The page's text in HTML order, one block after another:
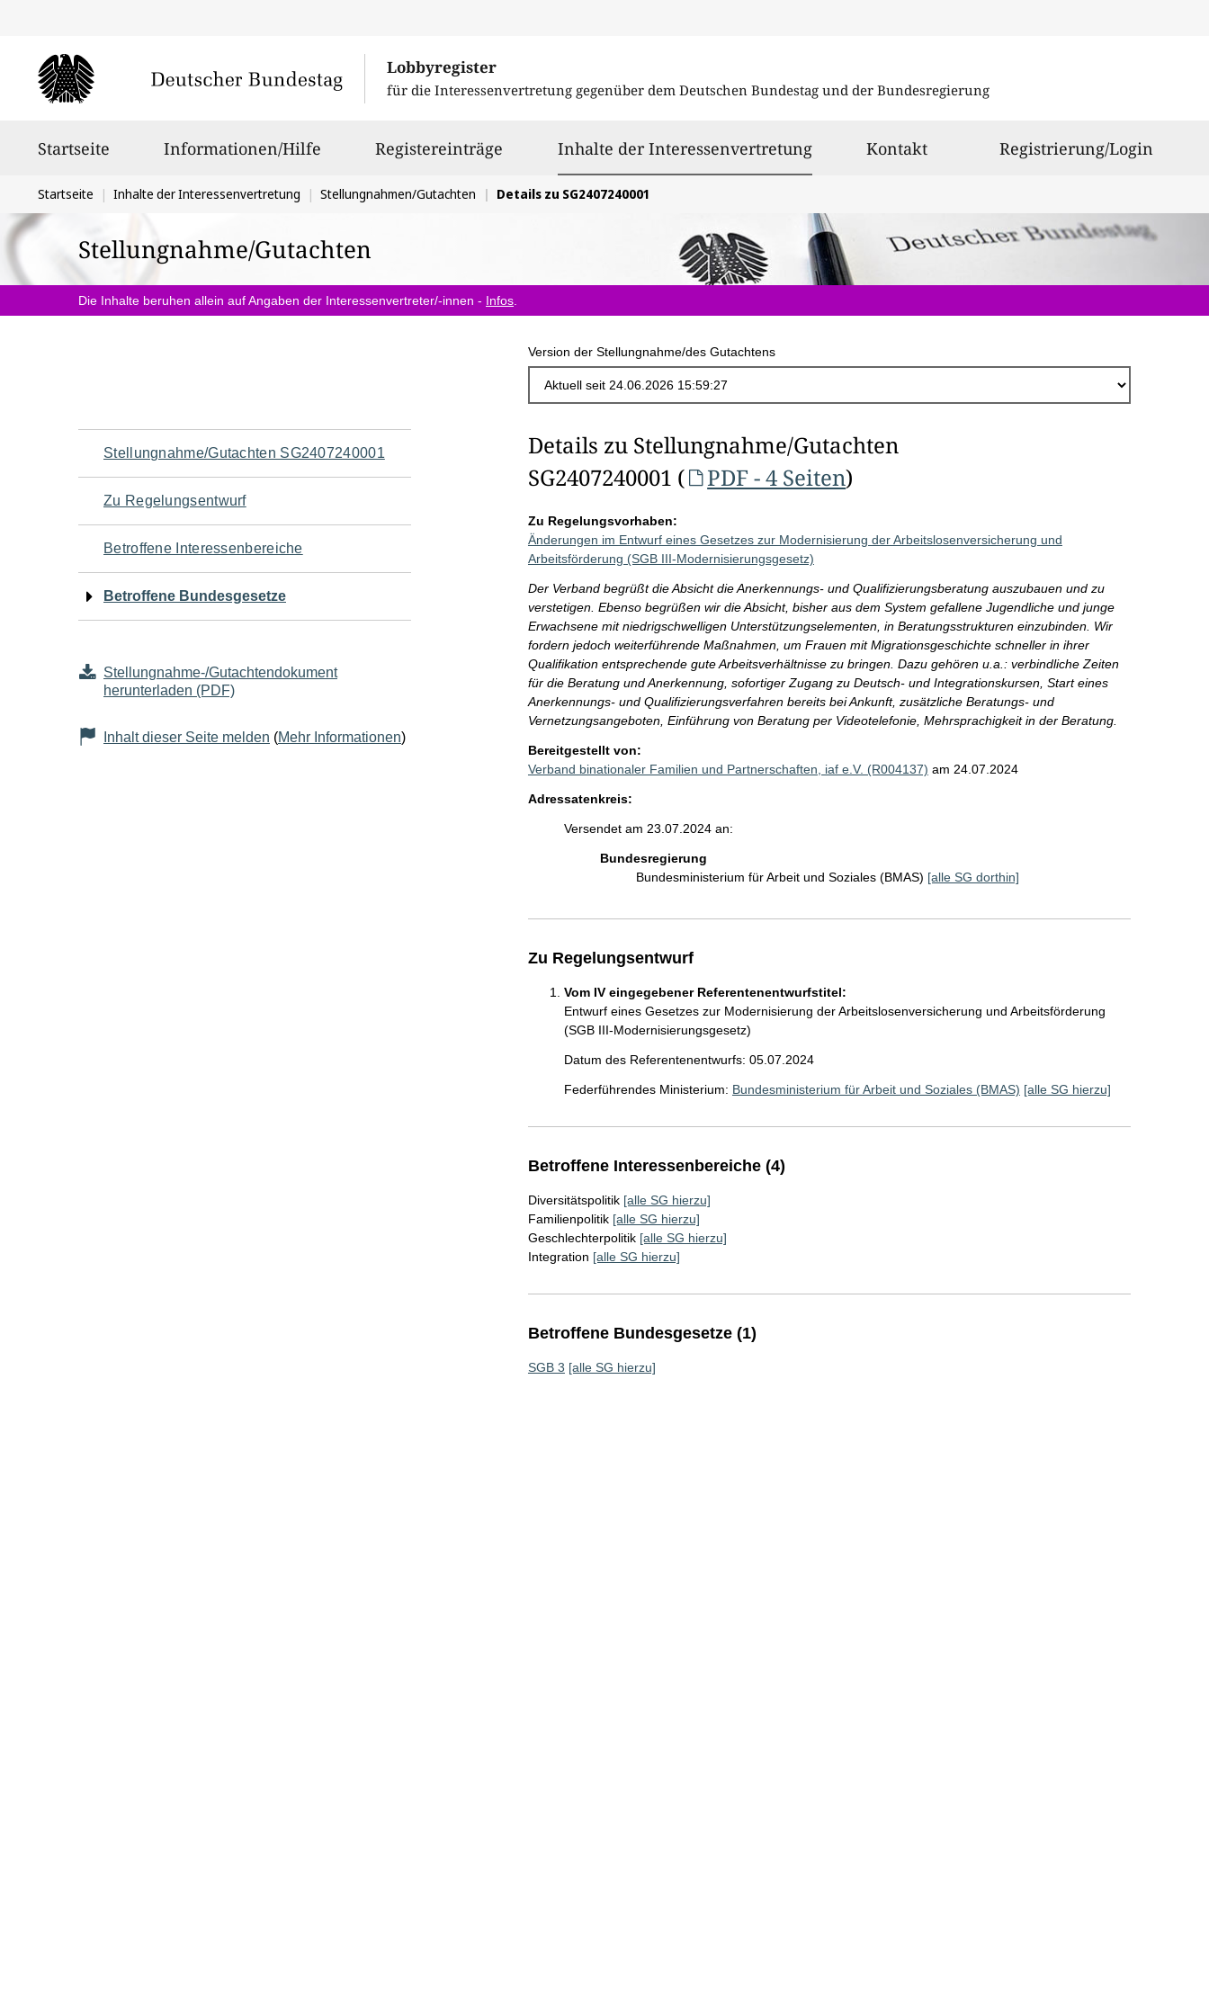
Lobbyregister
für die Interessenvertretung gegenüber dem Deutschen Bundestag und der Bundesregierung
Startseite Informationen/Hilfe Registereinträge Inhalte der Interessenvertretungausgewählt
Kontakt Registrierung/Login
Sie
befinden
sich
hier:
Startseite Inhalte der Interessenvertretung Stellungnahmen/Gutachten Details zu SG2407240001
Stellungnahme/Gutachten
Die Inhalte beruhen allein auf Angaben der Interessenvertreter/-innen - Infos
Version der Stellungnahme/des Gutachtens
Navigation
für
den
Seiteninhalt
Stellungnahme/Gutachten SG2407240001
Zu Regelungsentwurf
Betroffene Interessenbereiche
Betroffene Bundesgesetze
Stellungnahme-/Gutachtendokument
herunterladen (PDF)
Inhalt dieser Seite melden (Mehr Informationen)
Details zu Stellungnahme/Gutachten
SG2407240001 (
PDF - 4 Seiten)
Zu Regelungsvorhaben:
Änderungen im Entwurf eines Gesetzes zur Modernisierung der Arbeitslosenversicherung und
Arbeitsförderung (SGB III-Modernisierungsgesetz)
Der Verband begrüßt die Absicht die Anerkennungs- und Qualifizierungsberatung auszubauen und zu
verstetigen. Ebenso begrüßen wir die Absicht, bisher aus dem System gefallene Jugendliche und junge
Erwachsene mit niedrigschwelligen Unterstützungselementen, in Beratungsstrukturen einzubinden. Wir
fordern jedoch weiterführende Maßnahmen, um Frauen mit Migrationsgeschichte schneller in ihrer
Qualifikation entsprechende gute Arbeitsverhältnisse zu bringen. Dazu gehören u.a.: verbindliche Zeiten
für die Beratung und Anerkennung, sofortiger Zugang zu Deutsch- und Integrationskursen, Start eines
Anerkennungs- und Qualifizierungsverfahren bereits bei Ankunft, zusätzliche Beratungs- und
Vernetzungsangeboten, Einführung von Beratung per Videotelefonie, Mehrsprachigkeit in der Beratung.
Bereitgestellt von:
Verband binationaler Familien und Partnerschaften, iaf e.V. (R004137) am 24.07.2024
Adressatenkreis:
Versendet am 23.07.2024 an:
Bundesregierung
Bundesministerium für Arbeit und Soziales (BMAS) [alle SG dorthin]
Zu Regelungsentwurf
Vom IV eingegebener Referentenentwurfstitel:
Entwurf eines Gesetzes zur Modernisierung der Arbeitslosenversicherung und Arbeitsförderung
(SGB III-Modernisierungsgesetz)
Datum des Referentenentwurfs: 05.07.2024
Federführendes Ministerium: Bundesministerium für Arbeit und Soziales (BMAS) [alle SG hierzu]
Betroffene Interessenbereiche (4)
Diversitätspolitik [alle SG hierzu]
Familienpolitik [alle SG hierzu]
Geschlechterpolitik [alle SG hierzu]
Integration [alle SG hierzu]
Betroffene Bundesgesetze (1)
SGB 3 [alle SG hierzu]